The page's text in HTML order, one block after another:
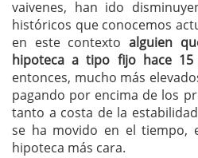
vaivenes, han ido
históricos que conocemos
en este contextoalguien
hipoteca a tipo fijo hace 15
entonces, mucho más
pagando por encima de los
tanto a costa de la
se ha movido en el tiempo,
hipoteca más cara.